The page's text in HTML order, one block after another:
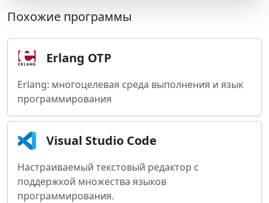
Похожие программы
Erlang OTP
Erlang: многоцелевая среда выполнения и язык
программирования
Visual Studio Code
Настраиваемый текстовый редактор с
поддержкой множества языков
программирования.